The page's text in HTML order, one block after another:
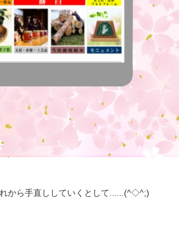
から手直ししていくとして......(^◇^;)